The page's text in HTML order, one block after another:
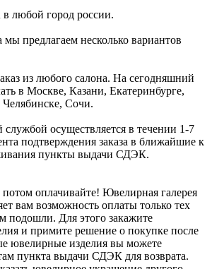
в любой город россии.
мы предлагаем несколько вариантов
из любого салона. На сегодняшний
в Москве, Казани, Екатеринбурге,
Сочи.
службой осуществляется в течении 1-7
подтверждения заказа в ближайшие к
пункты выдачи СДЭК.
оплачивайте! Ювелирная галерея
вам возможность оплаты только тех
подошли. Для этого закажите
и примите решение о покупке после
ювелирные изделия вы можете
пункта выдачи СДЭК для возврата.